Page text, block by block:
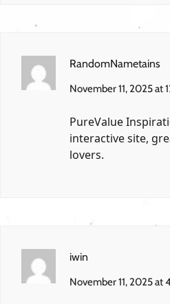
RandomNametains
November 11, 2025 at
PureValue
interactive site,
lovers.
iwin
November 11, 2025 at